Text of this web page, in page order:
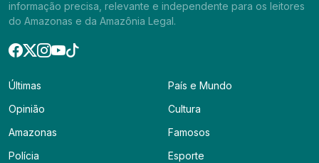
informação precisa, relevante e independente para os leitores
do Amazonas e da Amazônia Legal.
Últimas
Opinião
Amazonas
Polícia
País e Mundo
Cultura
Famosos
Esporte